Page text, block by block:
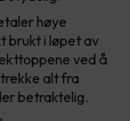
høye
brukt i løpet av
ved å
alt fra
betraktelig.